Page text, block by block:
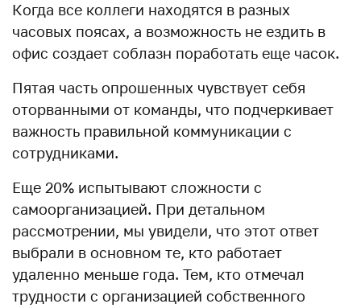
Когда все коллеги находятся в разных
часовых поясах, а возможность не ездить в
офис создает соблазн поработать еще часок.
Пятая часть опрошенных чувствует себя
оторванными от команды, что подчеркивает
важность правильной коммуникации с
сотрудниками.
Еще 20% испытывают сложности с
самоорганизацией. При детальном
рассмотрении, мы увидели, что этот ответ
выбрали в основном те, кто работает
удаленно меньше года. Тем, кто отмечал
трудности с организацией собственного